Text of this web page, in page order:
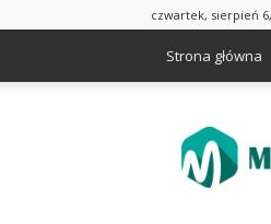
czwartek, sierpień
Strona główna